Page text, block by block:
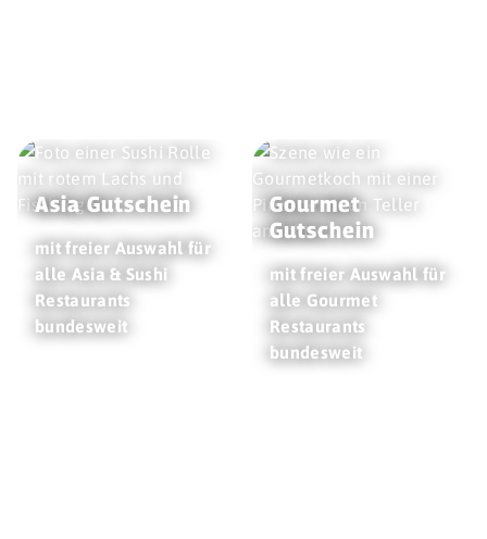
Asia Gutschein
mit freier Auswahl für
alle Asia & Sushi
Restaurants
bundesweit
Gourmet
Gutschein
mit freier Auswahl für
alle Gourmet
Restaurants
bundesweit